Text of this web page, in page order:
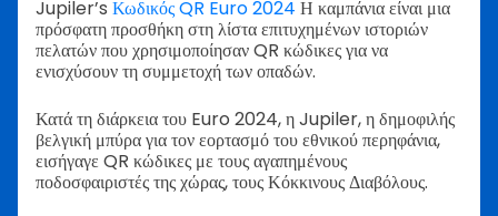
Jupiler’s Κωδικός QR Euro 2024 Η καμπάνια είναι μια
πρόσφατη προσθήκη στη λίστα επιτυχημένων ιστοριών
πελατών που χρησιμοποίησαν QR κώδικες για να
ενισχύσουν τη συμμετοχή των οπαδών.
Κατά τη διάρκεια του Euro 2024, η Jupiler, η δημοφιλής
βελγική μπύρα για τον εορτασμό του εθνικού περηφάνια,
εισήγαγε QR κώδικες με τους αγαπημένους
ποδοσφαιριστές της χώρας, τους Κόκκινους Διαβόλους.